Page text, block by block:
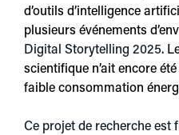
d’outils d’intelligence
plusieurs événements
Digital Storytelling 2025.
scientifique n’ait encore
faible consommation
Ce projet de recherche